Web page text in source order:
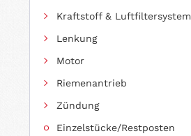
Kraftstoff & Luftfiltersystem
Lenkung
Motor
Riemenantrieb
Zündung
Einzelstücke/Restposten